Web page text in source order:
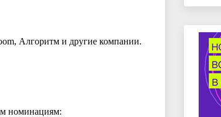
Алгоритм и другие компании.
номинациям: